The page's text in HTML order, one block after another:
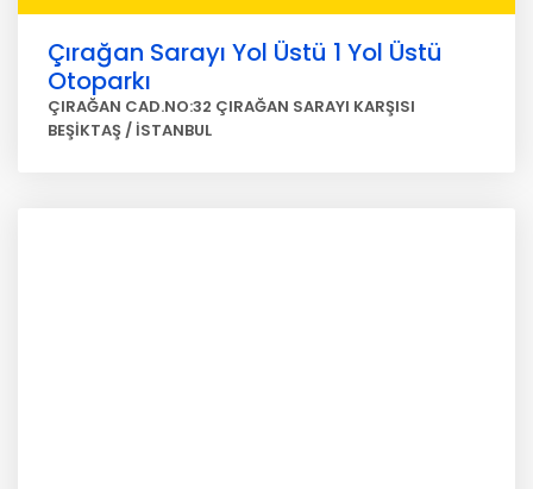
Çırağan Sarayı Yol Üstü 1 Yol Üstü
Otoparkı
ÇIRAĞAN CAD.NO:32 ÇIRAĞAN SARAYI KARŞISI
BEŞİKTAŞ / İSTANBUL